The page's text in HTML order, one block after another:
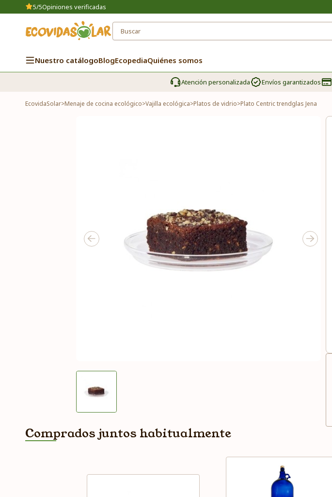
5/5Opiniones verificadas
Nuestro catálogoBlogEcopediaQuiénes somos
Atención personalizada Envíos garantizados
EcovidaSolar>Menaje de cocina ecológico>Vajilla ecológica>Platos de vidrio>Plato Centric trendglas Jena
Comprados juntos habitualmente